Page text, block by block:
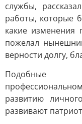
службы,
работы, которые
какие изменения
пожелал
верности долгу,
Подобные
развитию
развивают